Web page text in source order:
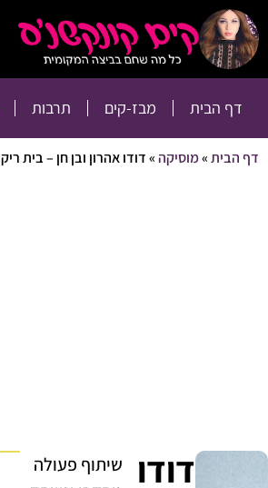
דף הבית מבז-קים תרבות
דף הבית»מוסיקה»דודו אהרון ובן חן – בית ריק
דודו
שיתוף פעולה